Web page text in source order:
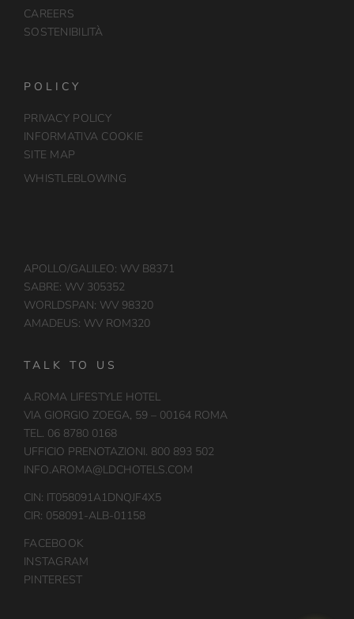
CAREERS
SOSTENIBILITÀ
POLICY
PRIVACY POLICY
INFORMATIVA COOKIE
SITE MAP
WHISTLEBLOWING
APOLLO/GALILEO: WV B8371
SABRE: WV 305352
WORLDSPAN: WV 98320
AMADEUS: WV ROM320
TALK TO US
A.ROMA LIFESTYLE HOTEL
VIA GIORGIO ZOEGA, 59 – 00164 ROMA
TEL. 06 8780 0168
UFFICIO PRENOTAZIONI. 800 893 502
INFO.AROMA@LDCHOTELS.COM
CIN: IT058091A1DNQJF4X5
CIR: 058091-ALB-01158
FACEBOOK
INSTAGRAM
PINTEREST